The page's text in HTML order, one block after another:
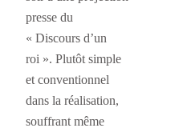
presse du
« Discours d’un
roi ». Plutôt simple
et conventionnel
dans la réalisation,
souffrant même